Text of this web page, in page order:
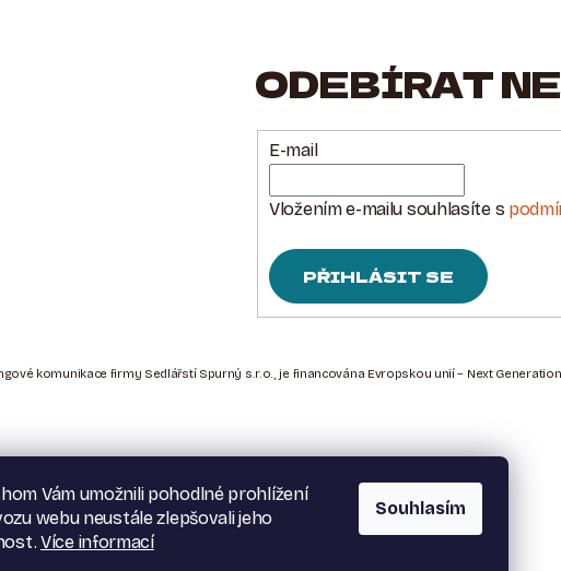
Vám umožnili pohodlné prohlížení
webu neustále zlepšovali jeho
Více informací
Souhlasím
ODEBÍRAT
E-mail
Vložením e-mailu souhlasíte s
PŘIHLÁSIT SE
komunikace firmy Sedlářstí Spurný s.r.o., je financována Evropskou unií – Next Generation